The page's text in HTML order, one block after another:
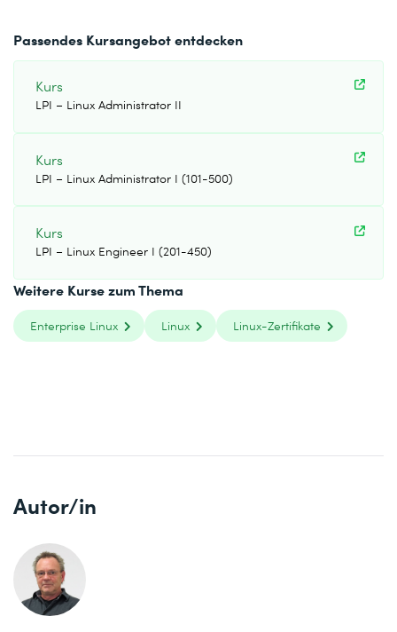
Passendes Kursangebot entdecken
Kurs
LPI – Linux Administrator II
Kurs
LPI – Linux Administrator I (101-500)
Kurs
LPI – Linux Engineer I (201-450)
Weitere Kurse zum Thema
Enterprise Linux Linux Linux-Zertifikate
Autor/in